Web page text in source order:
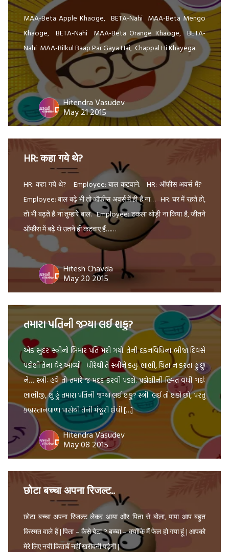
MAA-Beta Apple Khaoge, BETA-Nahi MAA-Beta Mengo
Khaoge, BETA-Nahi MAA-Beta Orange Khaoge, BETA-
Nahi MAA-Bilkul Baap Par Gaya Hai, Chappal Hi Khayega.
Hitendra Vasudev
May 21 2015
HR: कहा गये थे?
HR: कहा गये थे? Employee: बाल कटवाने. HR: ऑफीस अवर्स में?
Employee: बाल बढ़े भी तो ऑफीस अवर्स में ही हैं ना… HR: घर में रहते हो,
तो भी बढ़ते हैं ना तुम्हारे बाल. Employee: टकला थोड़ी ना किया है, जीतने
ऑफीस में बढ़े थे उतने ही कटवाए हैं……
Hitesh Chavda
May 20 2015
તમારા પતિની જગ્યા લઈ શકુ?
એક સુંદર સ્ત્રીનો બિમાર પતિ મરી ગયો. તેની દફનવિધિના બીજા દિવસે
પડોશી તેના ઘેર આવ્યો ધીરેથી તે સ્ત્રીને કહ્યુઃ ભાભી, ચિંતા ન કરતા હું છુ
ને… સ્ત્રીઃ હવે તો તમારે જ મદદ કરવી પડશે. પડોશીની હિંમત વધી ગઈઃ
ભાભીજી, શું હું તમારા પતિની જગ્યા લઈ શકુ? સ્ત્રીઃ લઈ તો શકો છો, પરંતુ
કબ્રસ્તાનવાળા પાસેથી તેની મંજૂરી લેવી […]
Hitendra Vasudev
May 08 2015
छोटा बच्चा अपना रिजल्ट..
छोटा बच्चा अपना रिजल्ट लेकर आया और पिता से बोला, पापा आप बहुत
किस्मत वाले हैं | पिता – कैसे बेटा ? बच्चा – क्योंकि मैं फेल हो गया हूं | आपको
मेरे लिए नयी किताबें नहीं खरीदनी पड़ेगी |